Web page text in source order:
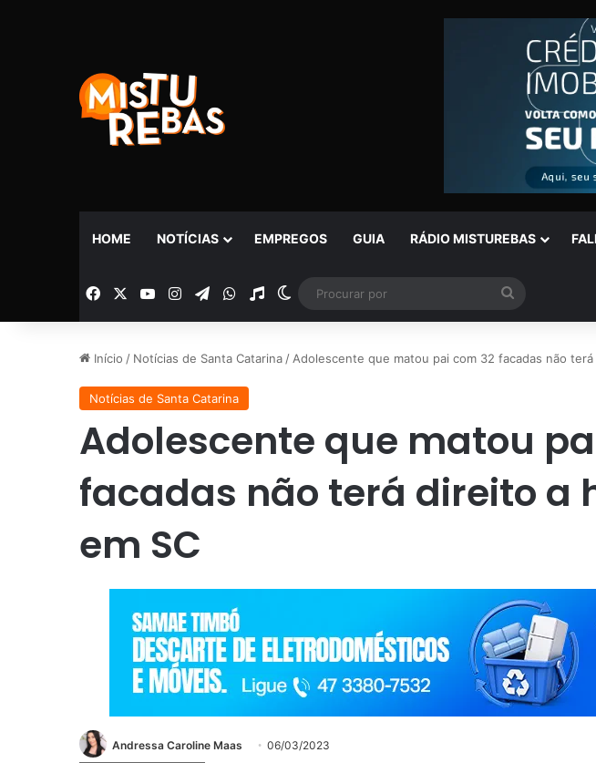
HOME NOTÍCIAS EMPREGOS GUIA RÁDIO MISTUREBAS
Facebook YouTubeInstagramTelegramWhatsApp
Rádio Switch skin
por
Início / Notícias de Santa Catarina / Adolescente que matou pai com 32 facadas não
Notícias de Santa Catarina
Adolescente que matou
facadas não terá direito a
em SC
Andressa Caroline Maas 06/03/2023